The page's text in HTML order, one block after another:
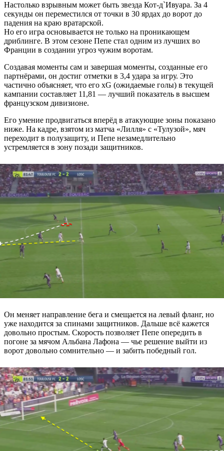
Настолько взрывным может быть звезда Кот-д`Ивуара. За 4
секунды он переместился от точки в 30 ярдах до ворот до
падения на краю вратарской.
Но его игра основывается не только на проникающем
дриблинге. В этом сезоне Пепе стал одним из лучших во
Франции в создании угроз чужим воротам.
Создавая моменты сам и завершая моменты, созданные его
партнёрами, он достиг отметки в 3,4 удара за игру. Это
частично объясняет, что его xG (ожидаемые голы) в текущей
кампании составляет 11,81 — лучший показатель в высшем
французском дивизионе.
Его умение продвигаться вперёд в атакующие зоны показано
ниже. На кадре, взятом из матча «Лилля» с «Тулузой», мяч
переходит в полузащиту, и Пепе незамедлительно
устремляется в зону позади защитников.
Он меняет направление бега и смещается на левый фланг, но
уже находится за спинами защитников. Дальше всё кажется
довольно простым. Скорость позволяет Пепе опередить в
погоне за мячом Альбана Лафона — чье решение выйти из
ворот довольно сомнительно — и забить победный гол.